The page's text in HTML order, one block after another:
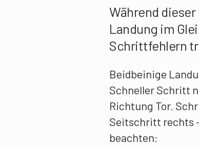
Während
Landung im
Schrittfehlern
Beidbeinige
Schneller Schritt
Richtung Tor.
Seitschritt rechts
beachten: